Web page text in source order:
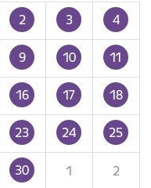
2 3 4
9 10 11
16 17 18
23 24 25
30 1 2